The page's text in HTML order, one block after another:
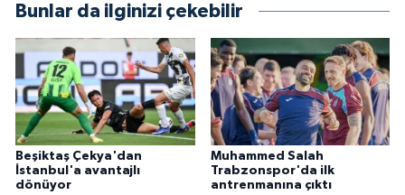
Bunlar da ilginizi çekebilir
Beşiktaş Çekya'dan
İstanbul'a avantajlı
dönüyor
Muhammed Salah
Trabzonspor'da ilk
antrenmanına çıktı